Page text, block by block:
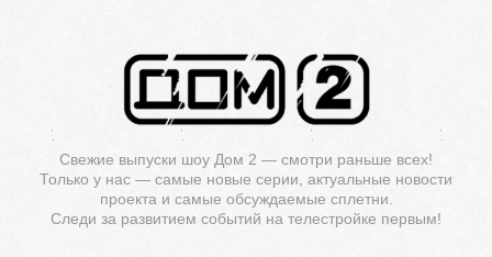
Свежие выпуски шоу Дом 2 — смотри раньше всех!
Только у нас — самые новые серии, актуальные новости
проекта и самые обсуждаемые сплетни.
Следи за развитием событий на телестройке первым!